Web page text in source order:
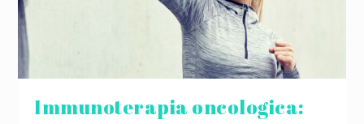
Immunoterapia oncologica: